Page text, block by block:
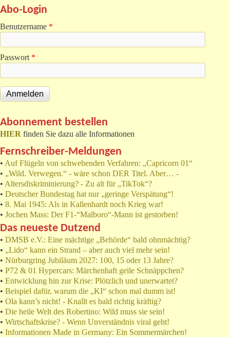
Abo-Login
Benutzername *
Passwort *
Abonnement bestellen
HIER finden Sie dazu alle Informationen
Fernschreiber-Meldungen
• Auf Flügeln von schwebenden Verfahren: „Capricorn 01“
• „Wild. Verwegen.“ - wäre schon DER Titel. Aber… -
• Altersdiskriminierung? - Zu alt für „TikTok“?
• Deutscher Bundestag hat nur „geringe Verspätung“!
• 8. Mai 1945: Als in Kallenhardt noch Krieg war!
• Jochen Mass: Der F1-“Malboro“-Mann ist gestorben!
Das neueste Dutzend
• DMSB e.V.: Eine mächtige „Behörde“ bald ohnmächtig?
• „Lido“ kann ein Strand – aber auch viel mehr sein!
• Nürburgring Jubiläum 2027: 100, 15 oder 13 Jahre?
• P72 & 01 Hypercars: Märchenhaft geile Schnäppchen?
• Entwicklung hin zur Krise: Plötzlich und unerwartet?
• Beispiel dafür, warum die „KI“ schon mal dumm ist!
• Ola kann’s nicht! - Knallt es bald richtig kräftig?
• Die heile Welt des Robertino: Wild muss sie sein!
• Wirtschaftskrise? - Wenn Unverständnis viral geht!
• Informationen Made in Germany: Ein Sommermärchen!